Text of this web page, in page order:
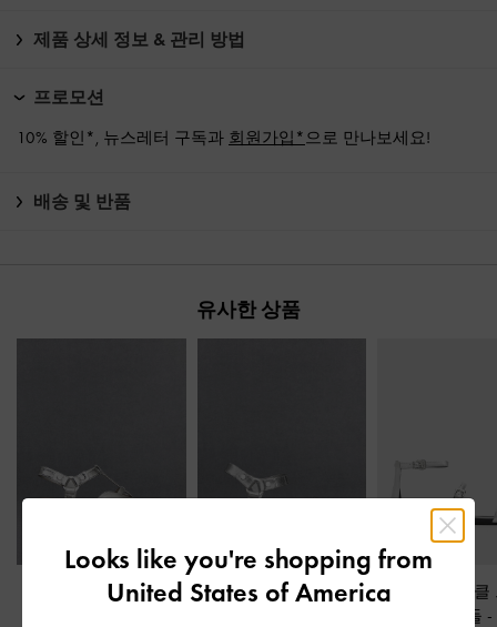
제품 상세 정보 & 관리 방법
프로모션
10% 할인*, 뉴스레터 구독과 회원가입*으로 만나보세요!
배송 및 반품
유사한 상품
메탈릭 레더 컷-아웃
디스트레스드 레더 앵
스퀘어-토 버클
스트랩 샌들 -
Looks like you're shopping from
United States of America